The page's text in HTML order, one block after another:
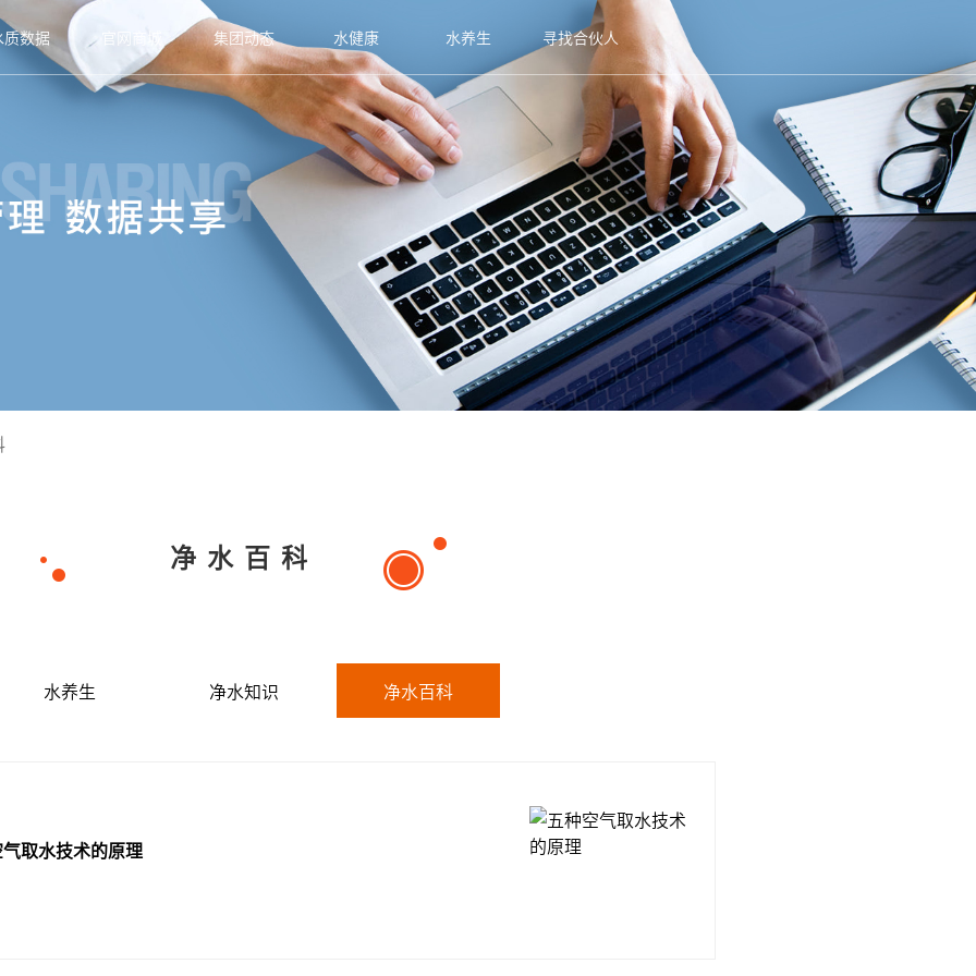
质数据 官网商城 集团动态 水健康 水养生 寻找合伙人
净水百科
水养生 净水知识 净水百科
取水技术的原理